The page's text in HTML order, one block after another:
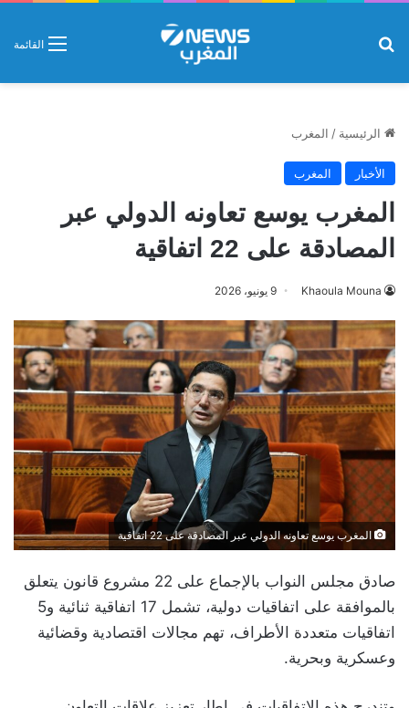
القائمة
الرئيسية / المغرب
الأخبار المغرب
المغرب يوسع تعاونه الدولي عبر
المصادقة على 22 اتفاقية
Khaoula Mouna 9 يونيو، 2026
المغرب يوسع تعاونه الدولي عبر المصادقة على 22 اتفاقية
صادق مجلس النواب بالإجماع على 22 مشروع قانون يتعلق
بالموافقة على اتفاقيات دولية، تشمل 17 اتفاقية ثنائية و5
اتفاقيات متعددة الأطراف، تهم مجالات اقتصادية وقضائية
وعسكرية وبحرية.